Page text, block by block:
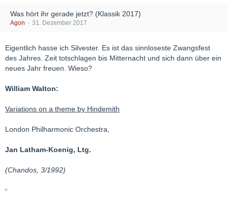
Was hört ihr gerade jetzt? (Klassik 2017)
Agon 31. Dezember 2017
Eigentlich hasse ich Silvester. Es ist das sinnloseste Zwangsfest
des Jahres. Zeit totschlagen bis Mitternacht und sich dann über ein
neues Jahr freuen. Wieso?
William Walton:
Variations on a theme by Hindemith
London Philharmonic Orchestra,
Jan Latham-Koenig, Ltg.
(Chandos, 3/1992)